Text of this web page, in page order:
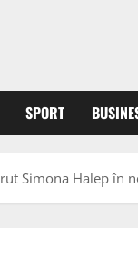
SPORT
Simona Halep în